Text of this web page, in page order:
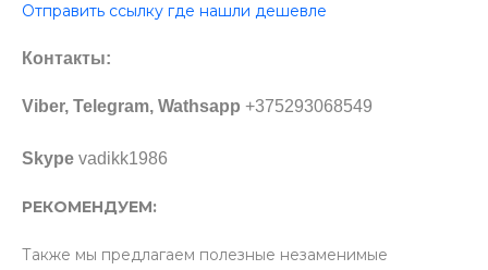
Отправить ссылку где нашли дешевле
Контакты:
Viber, Telegram, Wathsapp +375293068549
Skype vadikk1986
РЕКОМЕНДУЕМ:
Также мы предлагаем полезные незаменимые